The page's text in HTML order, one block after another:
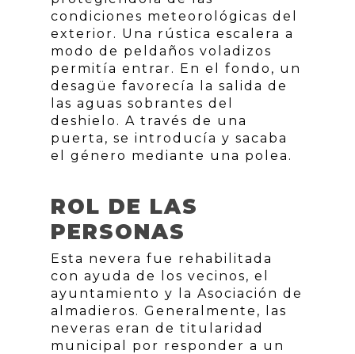
condiciones meteorológicas del
exterior. Una rústica escalera a
modo de peldaños voladizos
permitía entrar. En el fondo, un
desagüe favorecía la salida de
las aguas sobrantes del
deshielo. A través de una
puerta, se introducía y sacaba
el género mediante una polea.
ROL DE LAS
PERSONAS
Esta nevera fue rehabilitada
con ayuda de los vecinos, el
ayuntamiento y la Asociación de
almadieros. Generalmente, las
neveras eran de titularidad
municipal por responder a un